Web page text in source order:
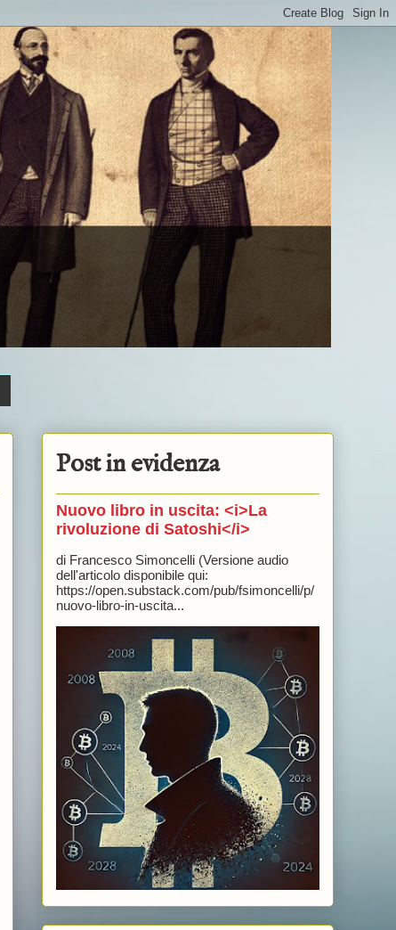
Post in evidenza
Nuovo libro in uscita: <i>La
rivoluzione di Satoshi</i>
di Francesco Simoncelli (Versione audio
dell'articolo disponibile qui:
https://open.substack.com/pub/fsimoncelli/p/
nuovo-libro-in-uscita...